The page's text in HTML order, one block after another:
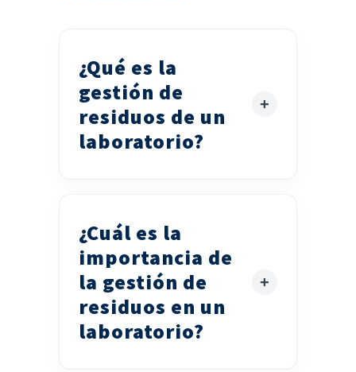
¿Qué es la
gestión de
residuos de un
laboratorio?
¿Cuál es la
importancia de
la gestión de
residuos en un
laboratorio?